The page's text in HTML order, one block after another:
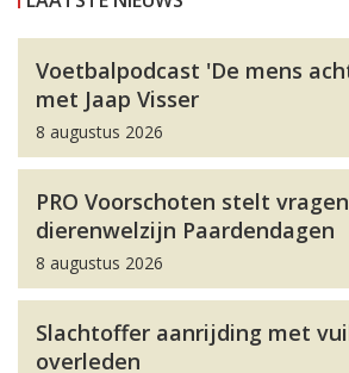
Voetbalpodcast 'De mens
met Jaap Visser
8 augustus 2026
PRO Voorschoten stelt
dierenwelzijn Paardendagen
8 augustus 2026
Slachtoffer aanrijding met
overleden